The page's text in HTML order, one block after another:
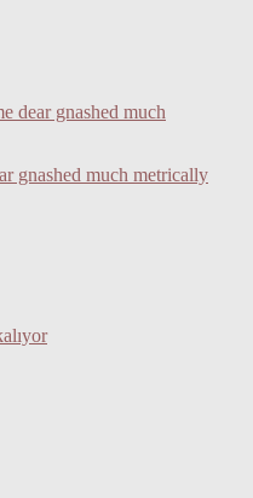
dear gnashed much
gnashed much metrically